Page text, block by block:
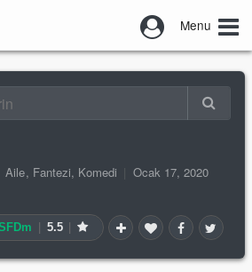
Menu
Aile, Fantezi, Komedi
Ocak 17, 2020
5.5